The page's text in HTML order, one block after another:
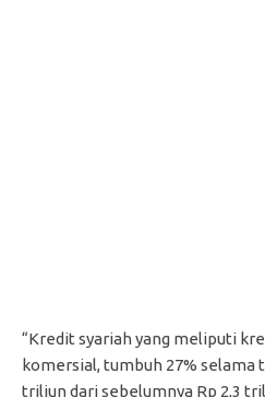
“Kredit syariah yang meliputi
komersial, tumbuh 27% selama
triliun dari sebelumnya Rp 2,3